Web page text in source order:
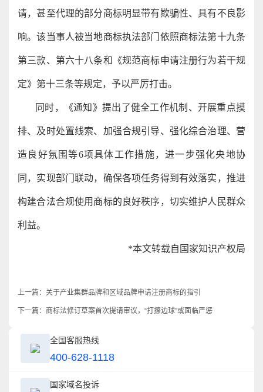
请，甚至代理的部分商标明显带有欺骗性、具有不良影
响。该当事人被当地商标执法部门依照商标法第十九条
第三款、第六十八条和《规范商标申请注册行为若干规
定》第十三条等规定，予以严厉打击。
同时，《通知》提出了健全工作机制、开展重点摸
排、及时处置线索、加强合规引导、强化综合治理、营
造良好氛围等6项具体工作措施，进一步强化央地协
同，实现部门联动，确保各项任务得到有效落实，推进
构建合法合规使用商标的良好秩序，切实维护人民群众
利益。
*本文转载自国家知识产权局
上一篇： 关于产业集群品牌和区域品牌申请注册商标的指引
下一篇： 商标法修订草案首次提请审议，“打擦边球”或面临严惩
全国客服热线
400-628-1118
国家域名投诉